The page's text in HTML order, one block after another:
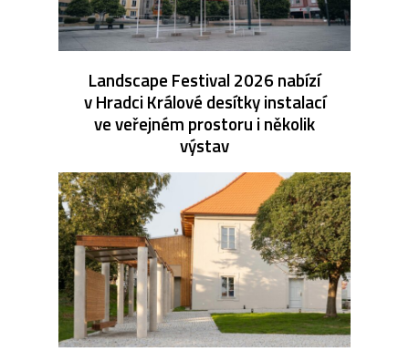
Landscape Festival 2026 nabízí
v Hradci Králové desítky instalací
ve veřejném prostoru i několik
výstav